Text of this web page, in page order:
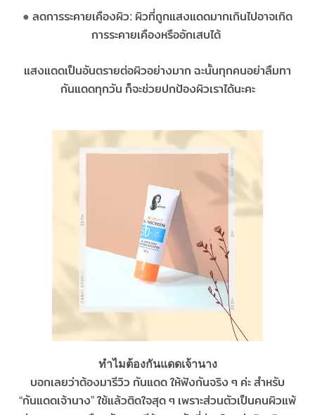
● ลดการระคายเคืองผิว: ผิวที่ถูกแสงแดดมากเกินไปอาจเกิด
การระคายเคืองหรืออักเสบได้
แสงแดดเป็นอันตรายต่อผิวอย่างมาก ฉะนั้นทุกคนอย่าลืมทา
กันแดดทุกวัน ก็จะช่วยปกป้องผิวเราได้นะคะ
ทำไมต้องกันแดดเจ้านาง
บอกเลยว่าต้องมารีวิว กันแดด ให้ฟังกันจริง ๆ ค่ะ สำหรับ
“กันแดดเจ้านาง” ใช้แล้วติดใจสุด ๆ เพราะส่วนตัวเป็นคนผิวแพ้